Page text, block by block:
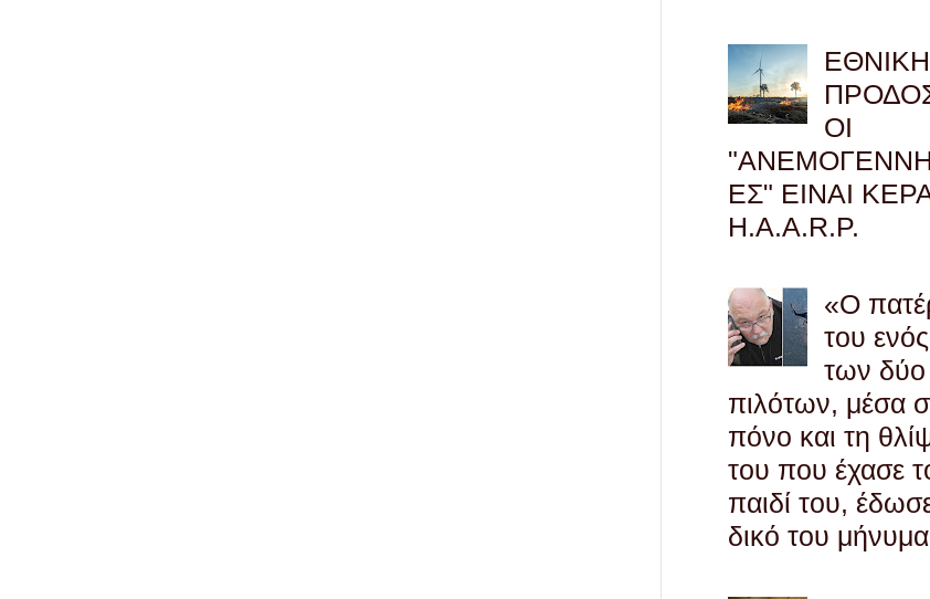
ΕΘΝΙΚΗ
ΟΙ
ΕΣ" ΕΙΝΑΙ
H.A.A.R.P.
«Ο
του
των δύο
πιλότων, μέσα
πόνο και τη
του που έχασε
παιδί του,
δικό του μήνυμα